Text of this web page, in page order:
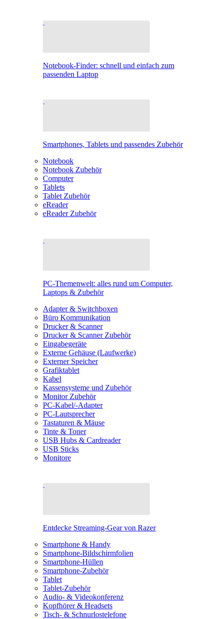
Notebook-Finder: schnell und einfach zum
passenden Laptop
Smartphones, Tablets und passendes Zubehör
Notebook
Notebook Zubehör
Computer
Tablets
Tablet Zubehör
eReader
eReader Zubehör
PC-Themenwelt: alles rund um Computer,
Laptops & Zubehör
Adapter & Switchboxen
Büro Kommunikation
Drucker & Scanner
Drucker & Scanner Zubehör
Eingabegeräte
Externe Gehäuse (Laufwerke)
Externer Speicher
Grafiktablet
Kabel
Kassensysteme und Zubehör
Monitor Zubehör
PC-Kabel/-Adapter
PC-Lautsprecher
Tastaturen & Mäuse
Tinte & Toner
USB Hubs & Cardreader
USB Sticks
Monitore
Entdecke Streaming-Gear von Razer
Smartphone & Handy
Smartphone-Bildschirmfolien
Smartphone-Hüllen
Smartphone-Zubehör
Tablet
Tablet-Zubehör
Audio- & Videokonferenz
Kopfhörer & Headsets
Tisch- & Schnurlostelefone